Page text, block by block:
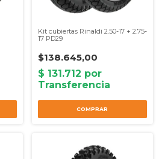
Kit cubiertas Rinaldi 2.50-17 + 2.75-
17 PD29
$138.645,00
COMPRAR